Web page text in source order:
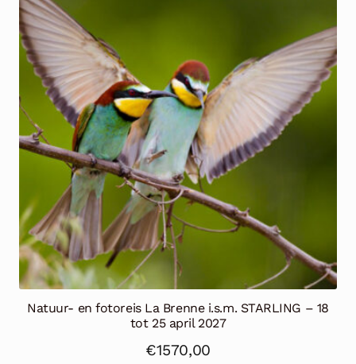
Natuur- en fotoreis La Brenne i.s.m. STARLING – 18
tot 25 april 2027
€1570,00